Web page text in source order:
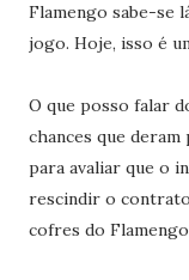
Flamengo sabe-se
jogo. Hoje, isso é
O que posso falar
chances que
para avaliar que o
rescindir o
cofres do